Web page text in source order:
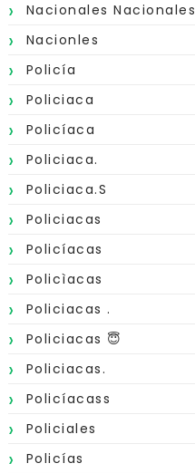
Nacionales Nacionales
Nacionles
Policía
Policiaca
Policíaca
Policiaca.
Policiaca.s
Policiacas
Policíacas
Policìacas
Policiacas .
Policiacas 😇
Policiacas.
Policíacass
Policiales
Policías